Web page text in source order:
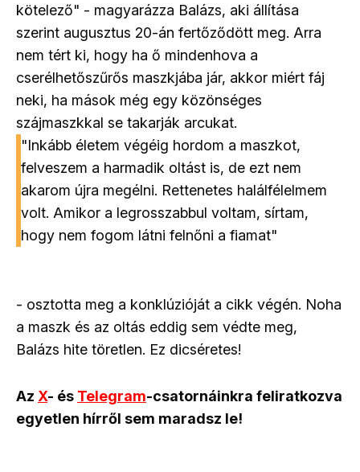
kötelező" - magyarázza Balázs, aki állítása
szerint augusztus 20-án fertőződött meg. Arra
nem tért ki, hogy ha ő mindenhova a
cserélhetőszűrős maszkjába jár, akkor miért fáj
neki, ha mások még egy közönséges
szájmaszkkal se takarják arcukat.
"Inkább életem végéig hordom a maszkot,
felveszem a harmadik oltást is, de ezt nem
akarom újra megélni. Rettenetes halálfélelmem
volt. Amikor a legrosszabbul voltam, sírtam,
hogy nem fogom látni felnőni a fiamat"
- osztotta meg a konklúzióját a cikk végén. Noha
a maszk és az oltás eddig sem védte meg,
Balázs hite töretlen. Ez dicséretes!
Az X- és Telegram-csatornáinkra feliratkozva
egyetlen hírről sem maradsz le!